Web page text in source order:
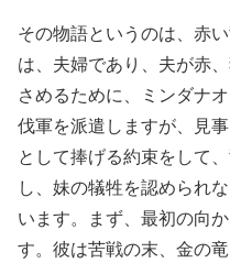
その物語というのは、赤
は、夫婦であり、夫が赤
さめるために、ミンダナ
伐軍を派遣しますが、見
として捧げる約束をして
し、妹の犠牲を認められ
います。まず、最初の向
す。彼は苦戦の末、金の